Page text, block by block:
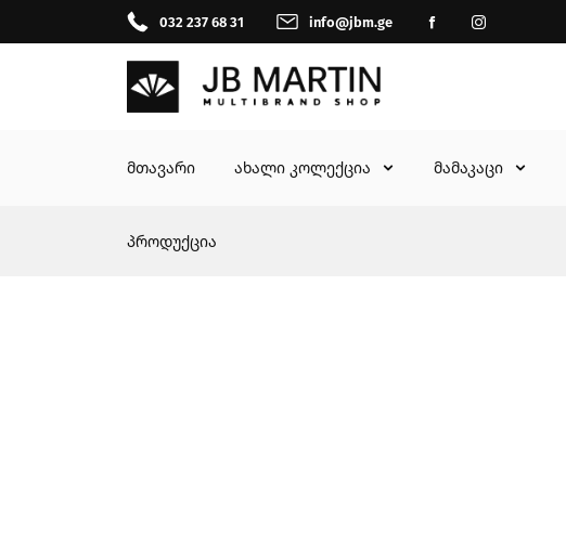
032 237 68 31 info@jbm.ge
მთავარი ახალი კოლექცია მამაკაცი
პროდუქცია